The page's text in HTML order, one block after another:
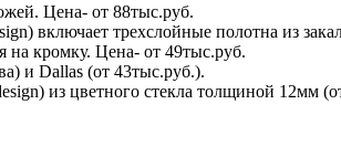
Цена- от 88тыс.руб.
включает трехслойные полотна из
на кромку. Цена- от 49тыс.руб.
и Dallas (от 43тыс.руб.).
из цветного стекла толщиной 12мм